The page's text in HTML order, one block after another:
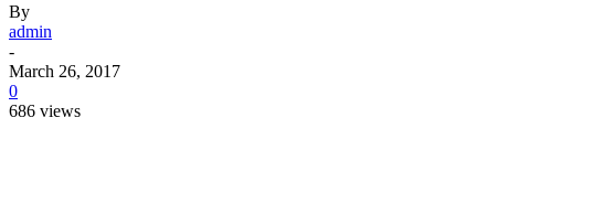
By
admin
-
March 26, 2017
0
686 views